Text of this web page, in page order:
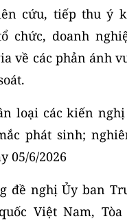
cứu, tiếp thu ý
chức, doanh
về các phản ánh
loại các kiến
phát sinh;
05/6/2026
đề nghị Ủy ban
Việt Nam,